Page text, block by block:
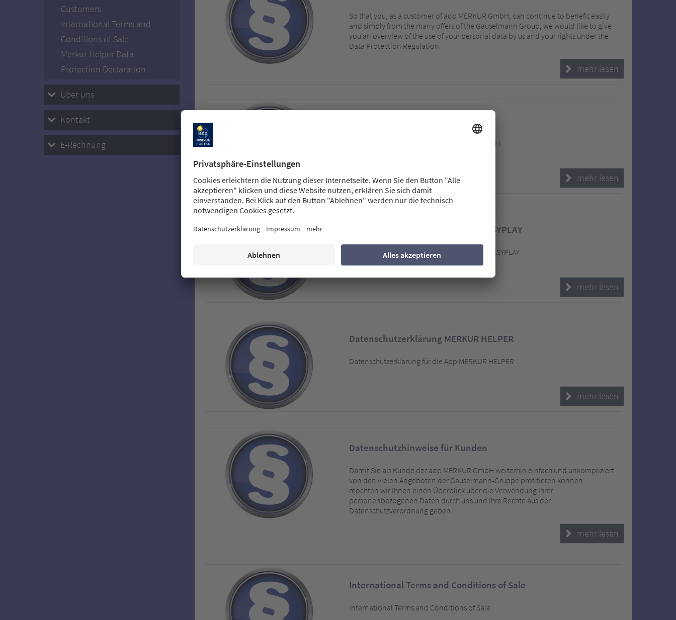
Customers
International Terms and
Conditions of Sale
Merkur Helper Data
Protection Declaration
Über uns
Kontakt
E-Rechnung
So that you, as a customer of adp MERKUR GmbH, can continue to benefit easily
and simply from the many offers of the Gauselmann Group, we would like to give
you an overview of the use of your personal data by us and your rights under the
Data Protection Regulation.
mehr lesen
Datenschutzerklärung der adp MERKUR GmbH
mehr lesen
Datenschutzerklärung MERKUR EASYPLAY
Datenschutzerklärung für die App MERKUR EASYPLAY
mehr lesen
Datenschutzerklärung MERKUR HELPER
Datenschutzerklärung für die App MERKUR HELPER
mehr lesen
Datenschutzhinweise für Kunden
Damit Sie als Kunde der adp MERKUR GmbH weiterhin einfach und unkompliziert
von den vielen Angeboten der Gauselmann-Gruppe profitieren können,
möchten wir Ihnen einen Überblick über die Verwendung Ihrer
personenbezogenen Daten durch uns und Ihre Rechte aus der
Datenschutzverordnung geben.
mehr lesen
International Terms and Conditions of Sale
International Terms and Conditions of Sale